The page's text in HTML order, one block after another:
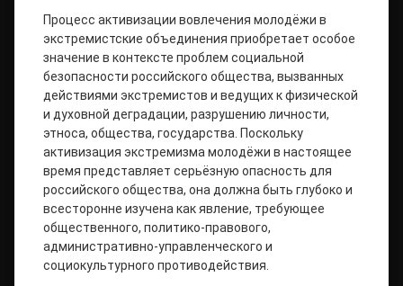
Процесс активизации вовлечения молодёжи в
экстремистские объединения приобретает особое
значение в контексте проблем социальной
безопасности российского общества, вызванных
действиями экстремистов и ведущих к физической
и духовной деградации, разрушению личности,
этноса, общества, государства. Поскольку
активизация экстремизма молодёжи в настоящее
время представляет серьёзную опасность для
российского общества, она должна быть глубоко и
всесторонне изучена как явление, требующее
общественного, политико-правового,
административно-управленческого и
социокультурного противодействия.